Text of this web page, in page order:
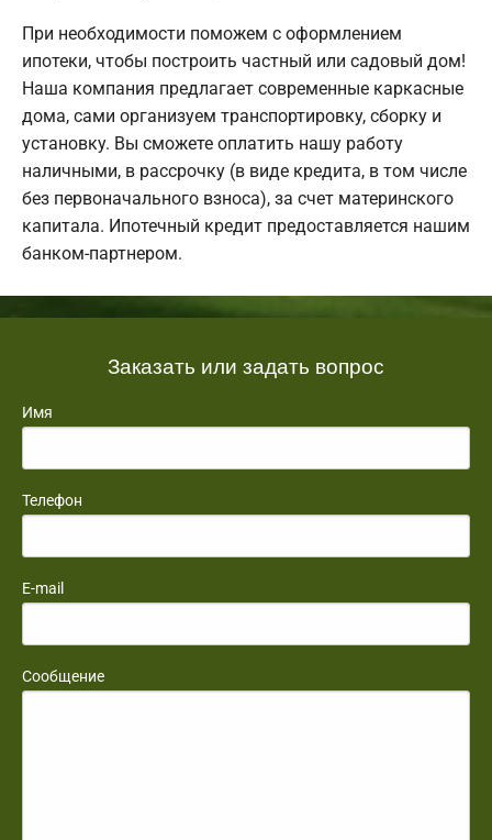
При необходимости поможем с оформлением
ипотеки, чтобы построить частный или садовый дом!
Наша компания предлагает современные каркасные
дома, сами организуем транспортировку, сборку и
установку. Вы сможете оплатить нашу работу
наличными, в рассрочку (в виде кредита, в том числе
без первоначального взноса), за счет материнского
капитала. Ипотечный кредит предоставляется нашим
банком-партнером.
Заказать или задать вопрос
Имя
Телефон
E-mail
Сообщение